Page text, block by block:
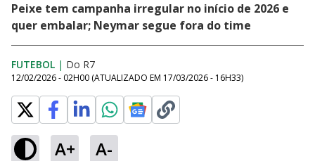
Peixe tem campanha irregular no início de 2026 e
quer embalar; Neymar segue fora do time
FUTEBOL | Do R7
12/02/2026 - 02H00 (ATUALIZADO EM 17/03/2026 - 16H33)
A+ A-